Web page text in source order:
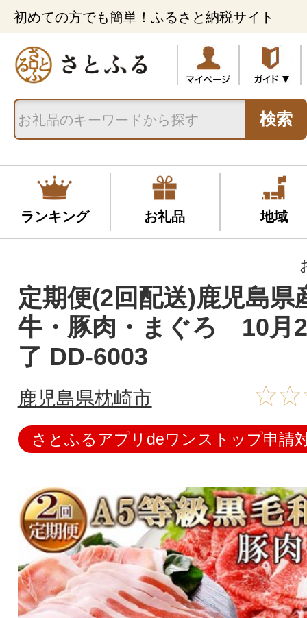
初めての方でも簡単！ふるさと納税サイト
検索
ランキング お礼品 地域
定期便(2回配送)鹿児島県
牛・豚肉・まぐろ 10月
了 DD-6003
鹿児島県枕崎市
さとふるアプリdeワンストップ申請